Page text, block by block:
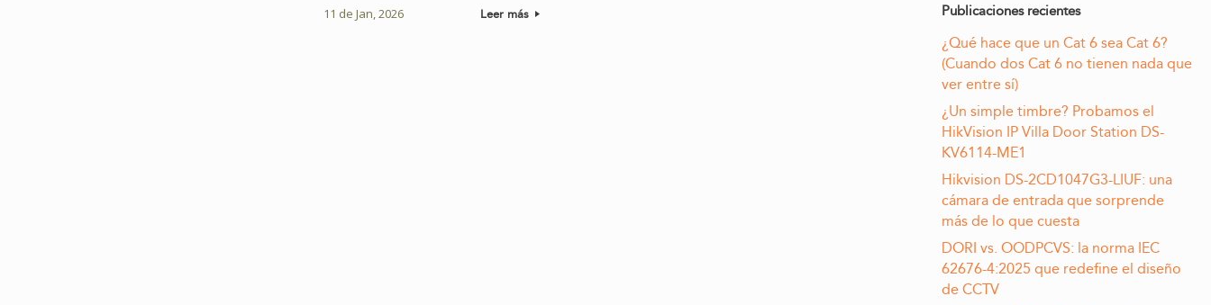
11 de Jan, 2026 Leer más Publicaciones recientes
¿Qué hace que un Cat 6 sea Cat 6?
(Cuando dos Cat 6 no tienen nada que
ver entre sí)
¿Un simple timbre? Probamos el
HikVision IP Villa Door Station DS-
KV6114-ME1
Hikvision DS-2CD1047G3-LIUF: una
cámara de entrada que sorprende
más de lo que cuesta
DORI vs. OODPCVS: la norma IEC
62676-4:2025 que redefine el diseño
de CCTV